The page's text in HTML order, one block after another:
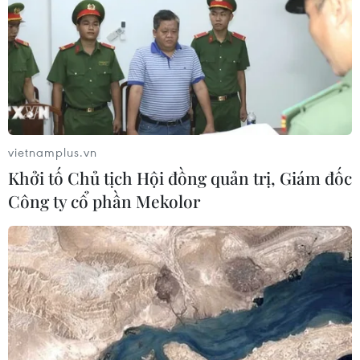
ra.
qua.
NGHE
Nghị quyết 57: Tăng tốc
thực thi, lấy kết quả
thực chất làm thước đo
Sau hơn 18 tháng triển
khai, Nghị quyết 57 đang
Miền Bắc vượt 10.000
mái nhà điện mặt trời,
nhiều hộ đã bán điện dư
thừa
Xu hướng đầu tư điện mặt
vietnamplus.vn
Khởi tố Chủ tịch Hội đồng quản trị, Giám đốc
Công ty cổ phần Mekolor